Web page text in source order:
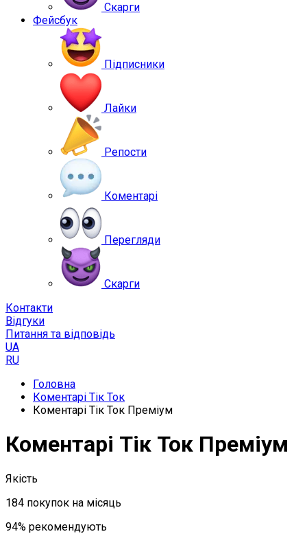
Скарги
Фейсбук
Підписники
Лайки
Репости
Коментарі
Перегляди
Скарги
Контакти
Відгуки
Питання та відповідь
UA
RU
Головна
Коментарі Тік Ток
Коментарі Тік Ток Преміум
Коментарі Тік Ток Преміум
Якість
184 покупок на місяць
94% рекомендують